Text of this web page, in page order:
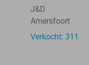
J&D
Amersfoort
Verkocht: 311